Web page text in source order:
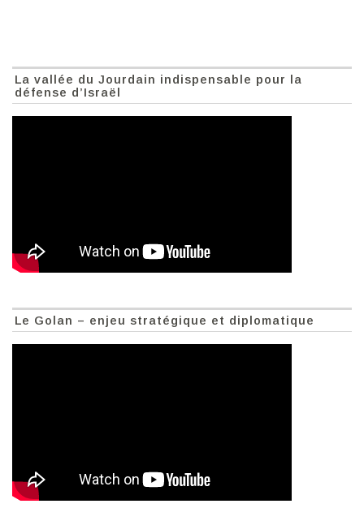
La vallée du Jourdain indispensable pour la
défense d’Israël
Le Golan – enjeu stratégique et diplomatique